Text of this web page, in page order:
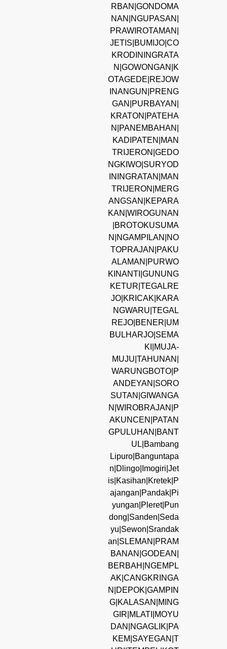
RBAN|GONDOMA
NAN|NGUPASAN|
PRAWIROTAMAN|
JETIS|BUMIJO|CO
KRODININGRATA
N|GOWONGAN|K
OTAGEDE|REJOW
INANGUN|PRENG
GAN|PURBAYAN|
KRATON|PATEHA
N|PANEMBAHAN|
KADIPATEN|MAN
TRIJERON|GEDO
NGKIWO|SURYOD
ININGRATAN|MAN
TRIJERON|MERG
ANGSAN|KEPARA
KAN|WIROGUNAN
|BROTOKUSUMA
N|NGAMPILAN|NO
TOPRAJAN|PAKU
ALAMAN|PURWO
KINANTI|GUNUNG
KETUR|TEGALRE
JO|KRICAK|KARA
NGWARU|TEGAL
REJO|BENER|UM
BULHARJO|SEMA
KI|MUJA-
MUJU|TAHUNAN|
WARUNGBOTO|P
ANDEYAN|SORO
SUTAN|GIWANGA
N|WIROBRAJAN|P
AKUNCEN|PATAN
GPULUHAN|BANT
UL|Bambang
Lipuro|Banguntapa
n|Dlingo|Imogiri|Jet
is|Kasihan|Kretek|P
ajangan|Pandak|Pi
yungan|Pleret|Pun
dong|Sanden|Seda
yu|Sewon|Srandak
an|SLEMAN|PRAM
BANAN|GODEAN|
BERBAH|NGEMPL
AK|CANGKRINGA
N|DEPOK|GAMPIN
G|KALASAN|MING
GIR|MLATI|MOYU
DAN|NGAGLIK|PA
KEM|SAYEGAN|T